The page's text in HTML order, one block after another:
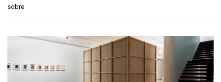
sobre